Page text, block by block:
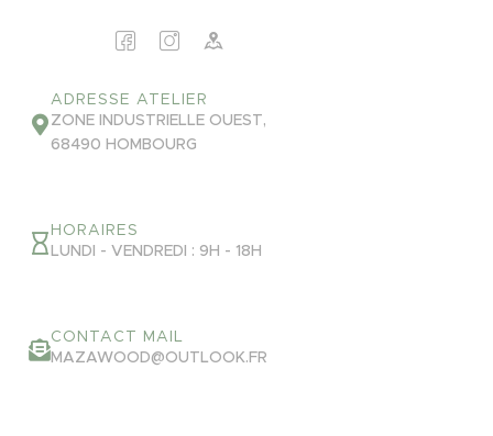
ADRESSE ATELIER
ZONE INDUSTRIELLE OUEST,
68490 HOMBOURG
HORAIRES
LUNDI - VENDREDI : 9H - 18H
CONTACT MAIL
MAZAWOOD@OUTLOOK.FR